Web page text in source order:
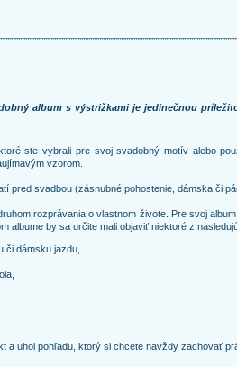
album s výstrižkami je jedinečnou
ste vybrali pre svoj svadobný motív alebo
vzorom.
pred svadbou (zásnubné pohostenie, dámska či
rozprávania o vlastnom živote. Pre svoj
albume by sa určite mali objaviť niektoré z
dámsku jazdu,
a uhol pohľadu, ktorý si chcete navždy zachovať